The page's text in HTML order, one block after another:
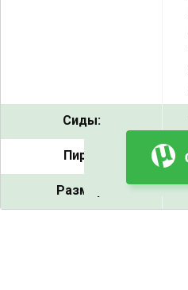
Сиды:
Пиры:
Размер: